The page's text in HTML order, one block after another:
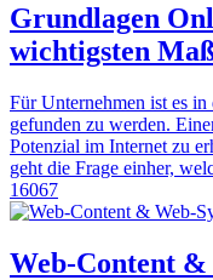
Grundlagen
wichtigsten
Für Unternehmen ist es
gefunden zu werden.
Potenzial im Internet zu
geht die Frage einher,
16067
Web-Content &